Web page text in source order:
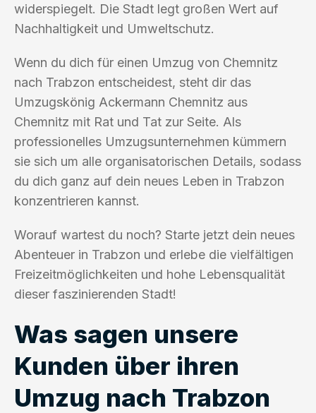
widerspiegelt. Die Stadt legt großen Wert auf
Nachhaltigkeit und Umweltschutz.
Wenn du dich für einen Umzug von Chemnitz
nach Trabzon entscheidest, steht dir das
Umzugskönig Ackermann Chemnitz aus
Chemnitz mit Rat und Tat zur Seite. Als
professionelles Umzugsunternehmen kümmern
sie sich um alle organisatorischen Details, sodass
du dich ganz auf dein neues Leben in Trabzon
konzentrieren kannst.
Worauf wartest du noch? Starte jetzt dein neues
Abenteuer in Trabzon und erlebe die vielfältigen
Freizeitmöglichkeiten und hohe Lebensqualität
dieser faszinierenden Stadt!
Was sagen unsere
Kunden über ihren
Umzug nach Trabzon